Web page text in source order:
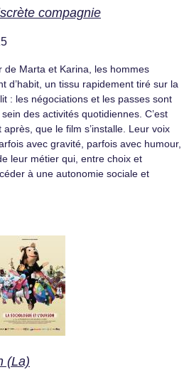
compagnie
de Marta et Karina, les hommes
d’habit, un tissu rapidement tiré sur la
: les négociations et les passes sont
des activités quotidiennes. C’est
que le film s’installe. Leur voix
avec gravité, parfois avec humour,
leur métier qui, entre choix et
à une autonomie sociale et
(La)